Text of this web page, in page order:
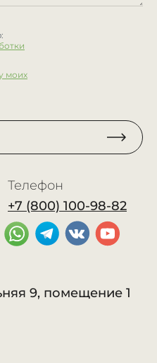
моих
9, помещение 1
Телефон
+7 (800) 100-98-82